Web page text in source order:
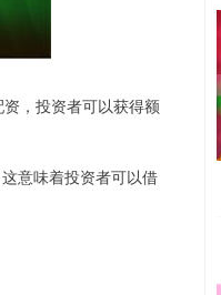
，投资者可以获得额
意味着投资者可以借